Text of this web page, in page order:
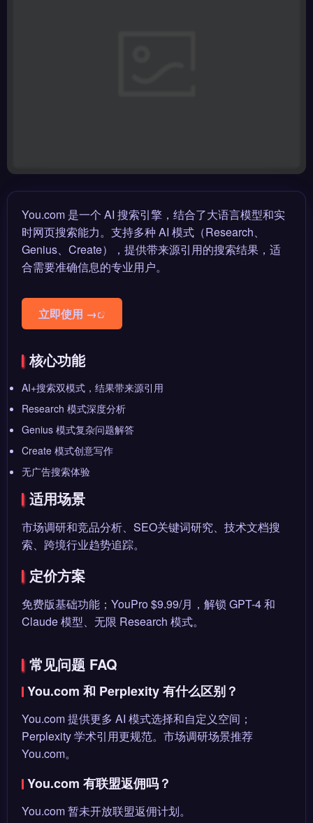
You.com 是一个 AI 搜索引擎，结合了大语言模型和实
时网页搜索能力。支持多种 AI 模式（Research、
Genius、Create），提供带来源引用的搜索结果，适
合需要准确信息的专业用户。
立即使用 →
核心功能
AI+搜索双模式，结果带来源引用
Research 模式深度分析
Genius 模式复杂问题解答
Create 模式创意写作
无广告搜索体验
适用场景
市场调研和竞品分析、SEO关键词研究、技术文档搜
索、跨境行业趋势追踪。
定价方案
免费版基础功能；YouPro $9.99/月，解锁 GPT-4 和
Claude 模型、无限 Research 模式。
常见问题 FAQ
You.com 和 Perplexity 有什么区别？
You.com 提供更多 AI 模式选择和自定义空间；
Perplexity 学术引用更规范。市场调研场景推荐
You.com。
You.com 有联盟返佣吗？
You.com 暂未开放联盟返佣计划。